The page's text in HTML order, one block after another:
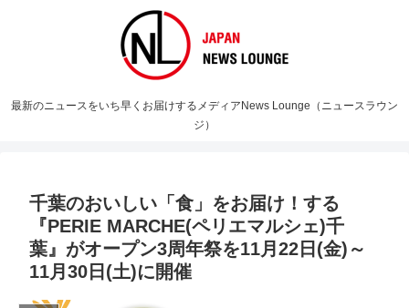
最新のニュースをいち早くお届けするメディアNews Lounge（ニュースラウン
ジ）
千葉のおいしい「食」をお届け！する
『PERIE MARCHE(ペリエマルシェ)千
葉』がオープン3周年祭を11月22日(金)～
11月30日(土)に開催